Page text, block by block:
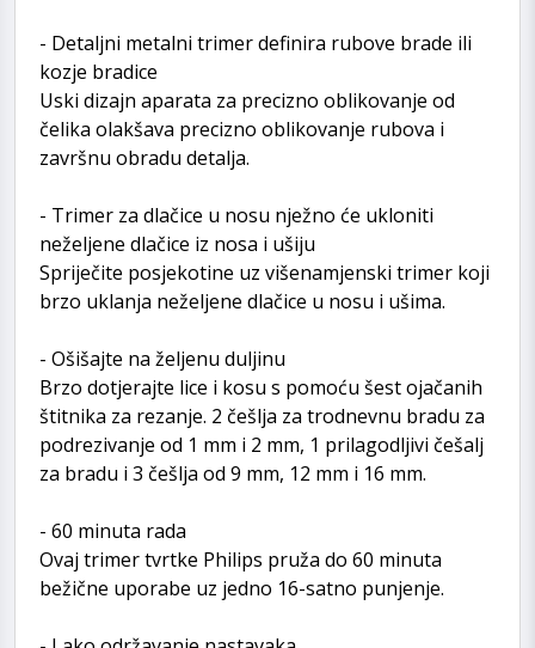
- Detaljni metalni trimer definira rubove brade ili
kozje bradice
Uski dizajn aparata za precizno oblikovanje od
čelika olakšava precizno oblikovanje rubova i
završnu obradu detalja.
- Trimer za dlačice u nosu nježno će ukloniti
neželjene dlačice iz nosa i ušiju
Spriječite posjekotine uz višenamjenski trimer koji
brzo uklanja neželjene dlačice u nosu i ušima.
- Ošišajte na željenu duljinu
Brzo dotjerajte lice i kosu s pomoću šest ojačanih
štitnika za rezanje. 2 češlja za trodnevnu bradu za
podrezivanje od 1 mm i 2 mm, 1 prilagodljivi češalj
za bradu i 3 češlja od 9 mm, 12 mm i 16 mm.
- 60 minuta rada
Ovaj trimer tvrtke Philips pruža do 60 minuta
bežične uporabe uz jedno 16-satno punjenje.